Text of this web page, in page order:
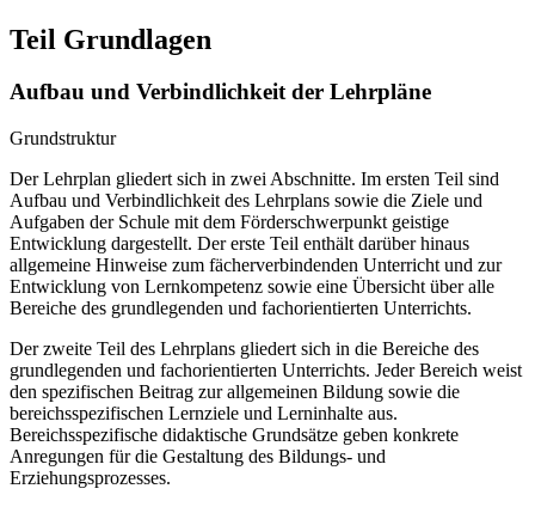
Teil Grundlagen
Aufbau und Verbindlichkeit der Lehrpläne
Grundstruktur
Der Lehrplan gliedert sich in zwei Abschnitte. Im ersten Teil sind
Aufbau und Verbindlichkeit des Lehrplans sowie die Ziele und
Aufgaben der Schule mit dem Förderschwerpunkt geistige
Entwicklung dargestellt. Der erste Teil enthält darüber hinaus
allgemeine Hinweise zum fächerverbindenden Unterricht und zur
Entwicklung von Lernkompetenz sowie eine Übersicht über alle
Bereiche des grundlegenden und fachorientierten Unterrichts.
Der zweite Teil des Lehrplans gliedert sich in die Bereiche des
grundlegenden und fachorientierten Unterrichts. Jeder Bereich weist
den spezifischen Beitrag zur allgemeinen Bildung sowie die
bereichsspezifischen Lernziele und Lerninhalte aus.
Bereichsspezifische didaktische Grundsätze geben konkrete
Anregungen für die Gestaltung des Bildungs- und
Erziehungsprozesses.